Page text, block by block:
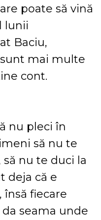
poate să vină
lunii
Baciu,
mai multe
cont.
nu pleci în
să nu te
nu te duci la
deja că e
fiecare
seama unde